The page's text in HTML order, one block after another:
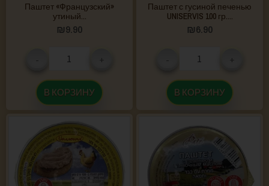
Паштет «Французский»
утиный...
₪9.90
В КОРЗИНУ
Паштет с гусиной печенью
UNISERVIS 100 гр....
₪6.90
В КОРЗИНУ